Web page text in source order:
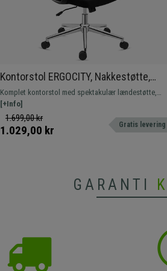
Kontorstol ERGOCITY, Nakkestøtte,
Lændestøtte, Vipbart ryglæn, I sort
Komplet kontorstol med spektakulær lændestøtte,
meget komfortabel. Robust og holdbar med metalfod.
[+Info]
1.699,00 kr
1.029,00 kr Gratis levering
GARANTI